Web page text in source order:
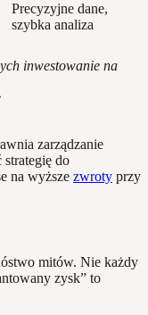
Precyzyjne dane,
szybka analiza
inwestowanie na
zarządzanie
do
na wyższe zwroty przy
mitów. Nie każdy
zysk” to